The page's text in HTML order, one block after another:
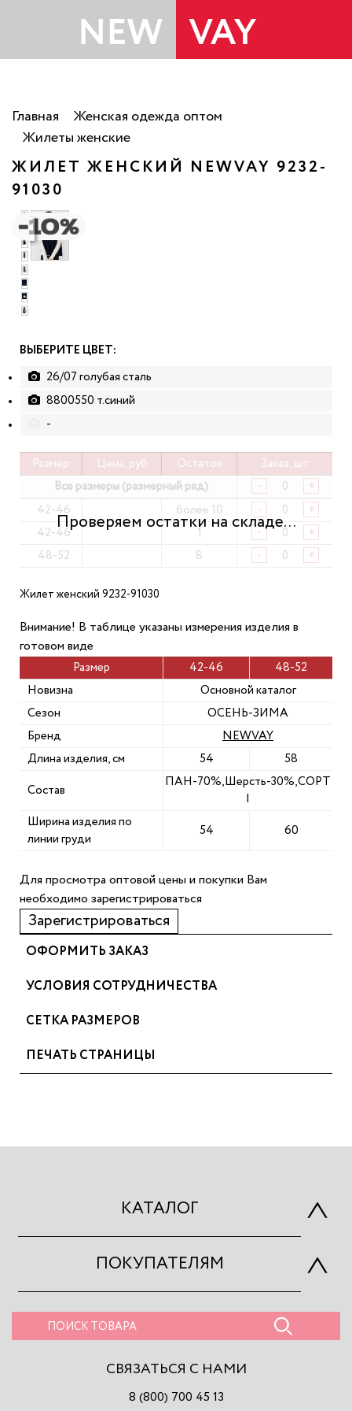
Главная
Женская одежда оптом
Жилеты женские
ЖИЛЕТ ЖЕНСКИЙ NEWVAY 9232-
91030
Для просмотра оптовой цены и покупки Вам
необходимо зарегистрироваться
Зарегистрироваться
ВЫБЕРИТЕ ЦВЕТ:
26/07 голубая сталь
8800550 т.синий
-
Размер Цена, руб Остаток
Заказ, шт
Все размеры (размерный ряд)
- +
42-46 более 10 - +
42-46 1 - +
48-52 8 - +
Жилет женский 9232-91030
Внимание! В таблице указаны измерения изделия в
готовом виде
Размер 42-46
48-52
Новизна
Основной каталог
Сезон
ОСЕНЬ-ЗИМА
Бренд
NEWVAY
Длина изделия, см
54 58
Состав
ПАН-70%,Шерсть-30%,СОРТ
Ширина изделия по
линии груди
54 60
ОФОРМИТЬ ЗАКАЗ
УСЛОВИЯ СОТРУДНИЧЕСТВА
СЕТКА РАЗМЕРОВ
ПЕЧАТЬ СТРАНИЦЫ
КАТАЛОГ
ПОКУПАТЕЛЯМ
СВЯЗАТЬСЯ С НАМИ
8 (800) 700 45 13